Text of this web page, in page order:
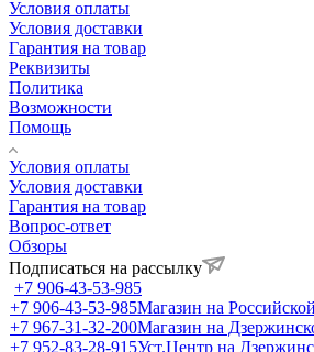
Условия оплаты
Условия доставки
Гарантия на товар
Реквизиты
Политика
Возможности
Помощь
Условия оплаты
Условия доставки
Гарантия на товар
Вопрос-ответ
Обзоры
Подписаться на рассылку
+7 906-43-53-985
+7 906-43-53-985Магазин на
+7 967-31-32-200Магазин на
+7 952-83-28-915Уст.Центр на